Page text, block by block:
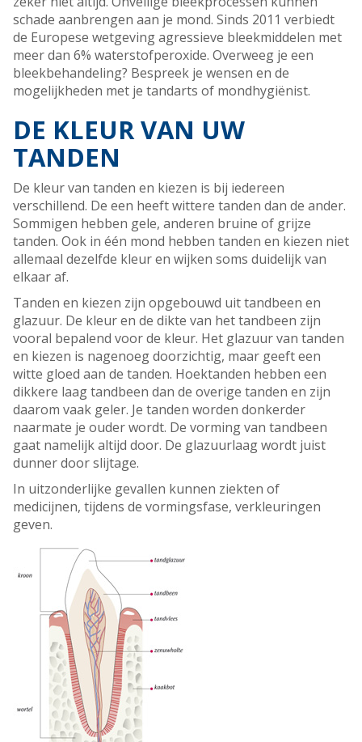
schade aanbrengen aan je mond. Sinds 2011 verbiedt
de Europese wetgeving agressieve bleekmiddelen met
meer dan 6% waterstofperoxide. Overweeg je een
bleekbehandeling? Bespreek je wensen en de
mogelijkheden met je tandarts of mondhygiënist.
DE KLEUR VAN UW
TANDEN
De kleur van tanden en kiezen is bij iedereen
verschillend. De een heeft wittere tanden dan de ander.
Sommigen hebben gele, anderen bruine of grijze
tanden. Ook in één mond hebben tanden en kiezen niet
allemaal dezelfde kleur en wijken soms duidelijk van
elkaar af.
Tanden en kiezen zijn opgebouwd uit tandbeen en
glazuur. De kleur en de dikte van het tandbeen zijn
vooral bepalend voor de kleur. Het glazuur van tanden
en kiezen is nagenoeg doorzichtig, maar geeft een
witte gloed aan de tanden. Hoektanden hebben een
dikkere laag tandbeen dan de overige tanden en zijn
daarom vaak geler. Je tanden worden donkerder
naarmate je ouder wordt. De vorming van tandbeen
gaat namelijk altijd door. De glazuurlaag wordt juist
dunner door slijtage.
In uitzonderlijke gevallen kunnen ziekten of
medicijnen, tijdens de vormingsfase, verkleuringen
geven.